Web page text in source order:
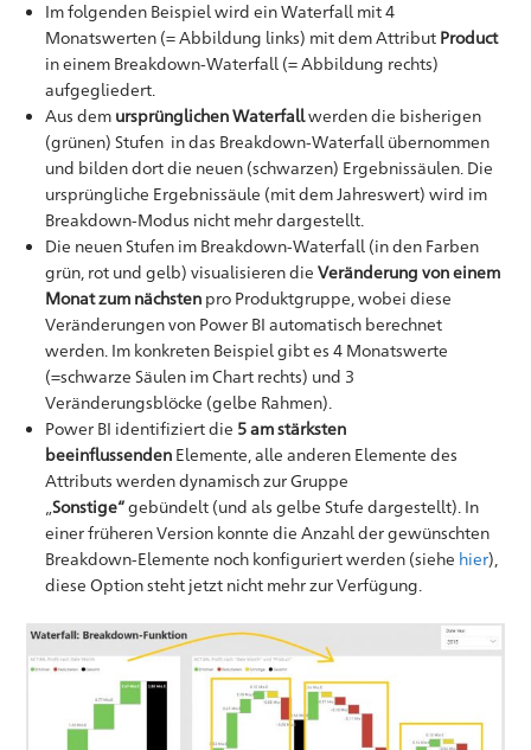
Im folgenden Beispiel wird ein Waterfall mit 4
Monatswerten (= Abbildung links) mit dem Attribut Product
in einem Breakdown-Waterfall (= Abbildung rechts)
aufgegliedert.
Aus dem ursprünglichen Waterfallwerden die bisherigen
(grünen) Stufen in das Breakdown-Waterfall übernommen
und bilden dort die neuen (schwarzen) Ergebnissäulen. Die
ursprüngliche Ergebnissäule (mit dem Jahreswert) wird im
Breakdown-Modus nicht mehr dargestellt.
Die neuen Stufen im Breakdown-Waterfall (in den Farben
grün, rot und gelb) visualisieren dieVeränderung von einem
Monat zum nächsten pro Produktgruppe, wobei diese
Veränderungen von Power BI automatisch berechnet
werden. Im konkreten Beispiel gibt es 4 Monatswerte
(=schwarze Säulen im Chart rechts) und 3
Veränderungsblöcke (gelbe Rahmen).
Power BI identifiziert die 5 am stärksten
beeinflussenden Elemente, alle anderen Elemente des
Attributs werden dynamisch zur Gruppe
„Sonstige“gebündelt (und als gelbe Stufe dargestellt). In
einer früheren Version konnte die Anzahl der gewünschten
Breakdown-Elemente noch konfiguriert werden (siehe hier),
diese Option steht jetzt nicht mehr zur Verfügung.